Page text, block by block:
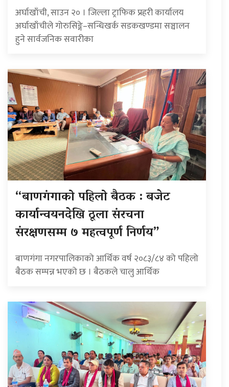
अर्घाखाँची, साउन २० । जिल्ला ट्राफिक प्रहरी कार्यालय
अर्घाखाँचीले गोरुसिङ्गे–सन्धिखर्क सडकखण्डमा सञ्चालन
हुने सार्वजनिक सवारीका
“बाणगंगाको पहिलो बैठक : बजेट
कार्यान्वयनदेखि ठूला संरचना
संरक्षणसम्म ७ महत्वपूर्ण निर्णय”
बाणगंगा नगरपालिकाको आर्थिक वर्ष २०८३/८४ को पहिलो
बैठक सम्पन्न भएको छ । बैठकले चालु आर्थिक